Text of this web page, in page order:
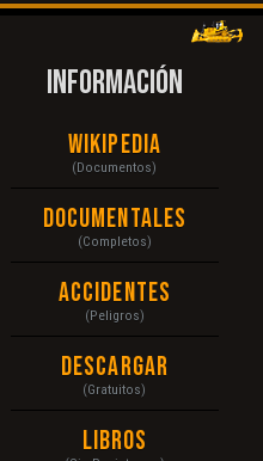
INFORMACIÓN
Wikipedia
(Documentos)
Documentales
(Completos)
Accidentes
(Peligros)
Descargar
(Gratuitos)
Libros